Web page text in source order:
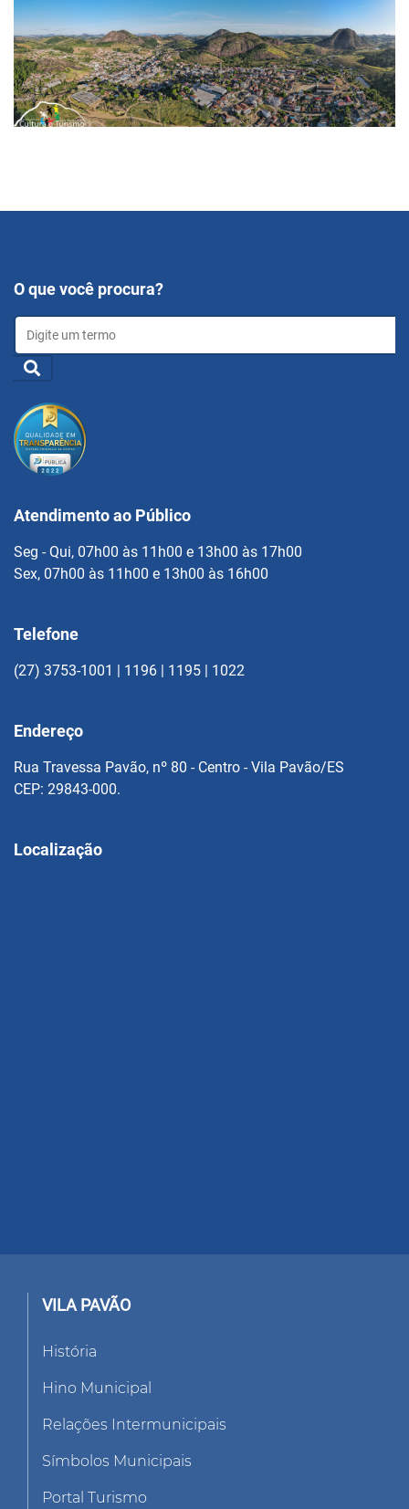
O que você procura?
Atendimento ao Público
Seg - Qui, 07h00 às 11h00 e 13h00 às 17h00
Sex, 07h00 às 11h00 e 13h00 às 16h00
Telefone
(27) 3753-1001 | 1196 | 1195 | 1022
Endereço
Rua Travessa Pavão, nº 80 - Centro - Vila Pavão/ES
CEP: 29843-000.
Localização
VILA PAVÃO
História
Hino Municipal
Relações Intermunicipais
Símbolos Municipais
Portal Turismo